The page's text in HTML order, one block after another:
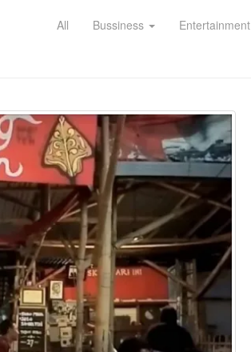
All Bussiness Entertainment